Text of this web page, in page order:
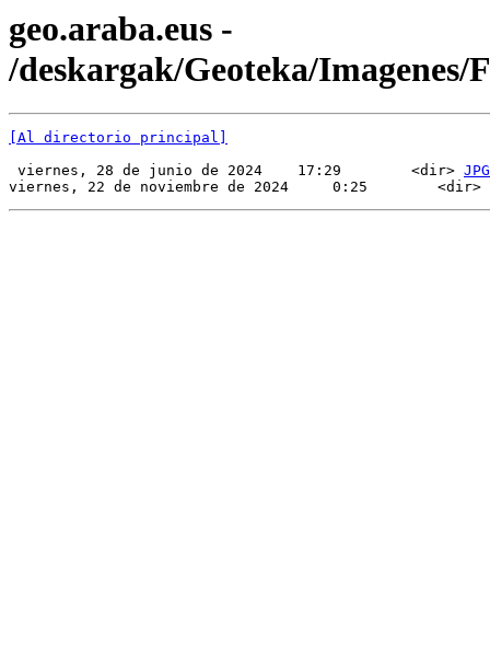
geo.araba.eus -
/deskargak/Geoteka/Imagenes/
[Al directorio principal]
viernes, 28 de junio de 2024    17:29        <dir> JPG
viernes, 22 de noviembre de 2024     0:25        <dir>